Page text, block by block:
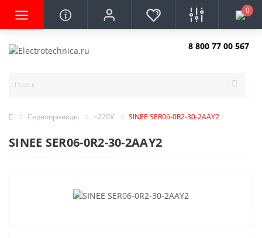
0
8 800 77 00 567
Сервоприводы ~220V SINEE SER06-0R2-30-2AAY2
SINEE SER06-0R2-30-2AAY2